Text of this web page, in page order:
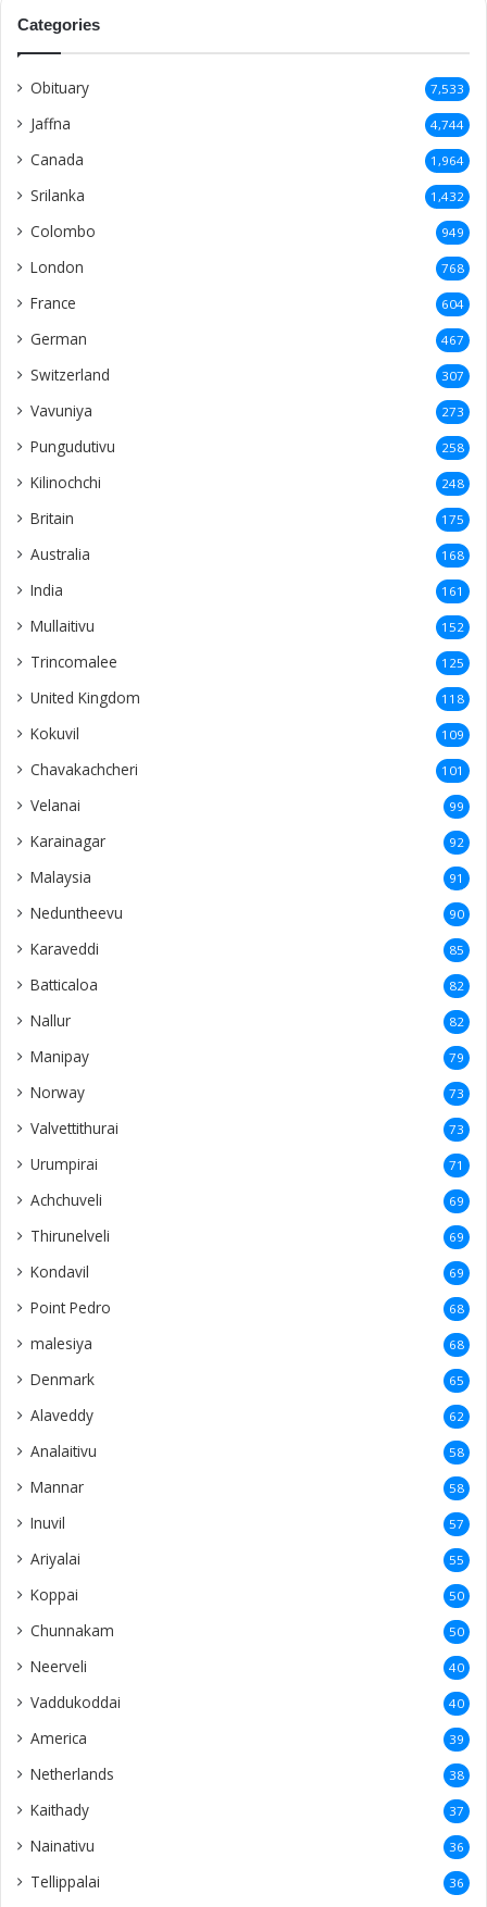
London 768
France 604
German 467
Switzerland 307
Vavuniya 273
Pungudutivu 258
Kilinochchi 248
Britain 175
Australia 168
India 161
Mullaitivu 152
Trincomalee 125
United Kingdom 118
Kokuvil 109
Chavakachcheri 101
Velanai 99
Karainagar 92
Malaysia 91
Neduntheevu 90
Karaveddi 85
Batticaloa 82
Nallur 82
Manipay 79
Norway 73
Valvettithurai 73
Urumpirai 71
Achchuveli 69
Thirunelveli 69
Kondavil 69
Point Pedro 68
malesiya 68
Denmark 65
Alaveddy 62
Analaitivu 58
Mannar 58
Inuvil 57
Ariyalai 55
Koppai 50
Chunnakam 50
Neerveli 40
Vaddukoddai 40
America 39
Netherlands 38
Kaithady 37
Nainativu 36
Tellippalai 36
Araly 35
Italy 34
Ilavalai 34
Puloly 34
Kandy 33
Uduvil 33